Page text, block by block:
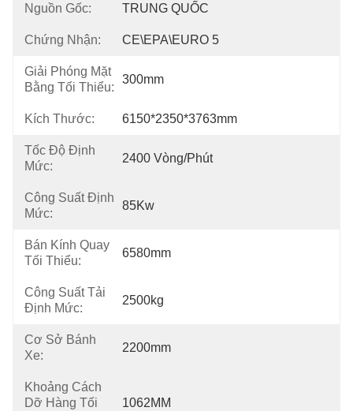
Nguồn Gốc: TRUNG QUỐC
Chứng Nhận: CE\EPA\EURO 5
Giải Phóng Mặt
Bằng Tối Thiểu:
300mm
Kích Thước: 6150*2350*3763mm
Tốc Độ Định
Mức:
2400 Vòng/phút
Công Suất Định
Mức:
85Kw
Bán Kính Quay
Tối Thiểu:
6580mm
Công Suất Tải
Định Mức:
2500kg
Cơ Sở Bánh
Xe:
2200mm
Khoảng Cách
Dỡ Hàng Tối
1062MM